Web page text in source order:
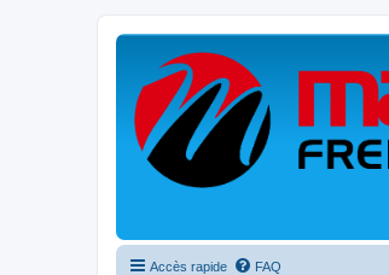
Accès rapide FAQ